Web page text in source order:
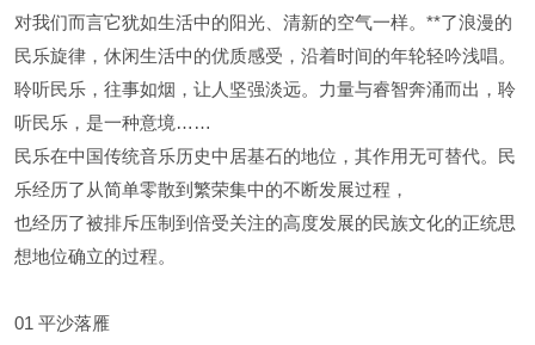
对我们而言它犹如生活中的阳光、清新的空气一样。**了浪漫的
民乐旋律，休闲生活中的优质感受，沿着时间的年轮轻吟浅唱。
聆听民乐，往事如烟，让人坚强淡远。力量与睿智奔涌而出，聆
听民乐，是一种意境……
民乐在中国传统音乐历史中居基石的地位，其作用无可替代。民
乐经历了从简单零散到繁荣集中的不断发展过程，
也经历了被排斥压制到倍受关注的高度发展的民族文化的正统思
想地位确立的过程。
01 平沙落雁